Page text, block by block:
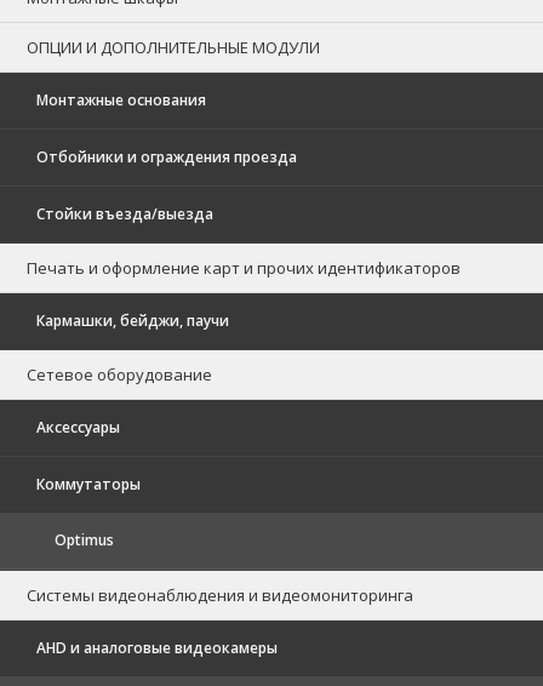
ОПЦИИ И ДОПОЛНИТЕЛЬНЫЕ МОДУЛИ
Монтажные основания
Отбойники и ограждения проезда
Стойки въезда/выезда
Печать и оформление карт и прочих идентификаторов
Кармашки, бейджи, паучи
Сетевое оборудование
Аксессуары
Коммутаторы
Optimus
Системы видеонаблюдения и видеомониторинга
AHD и аналоговые видеокамеры